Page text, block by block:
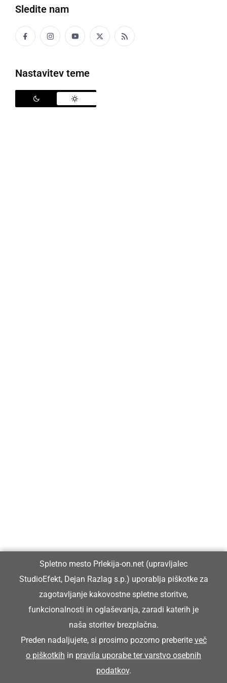
Sledite nam
Nastavitev teme
Popularne rubrike novic
Družabno
Glavni in odgovorni urednik:
Dejan Razlag
info@prlekija-on.net
© Prlekija-on.net | 2005 - 2026 | Vse pravice pridržane |
Spletno mesto Prlekija-on.net (upravljalec
StudioEfekt, Dejan Razlag s.p.) uporablja piškotke za
zagotavljanje kakovostne spletne storitve,
funkcionalnosti in oglaševanja, zaradi katerih je
naša storitev brezplačna.
Preden nadaljujete, si prosimo pozorno preberite več
o piškotkih in pravila uporabe ter varstvo osebnih
podatkov.